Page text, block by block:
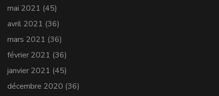
mai 2021 (45)
avril 2021 (36)
mars 2021 (36)
février 2021 (36)
janvier 2021 (45)
décembre 2020 (36)